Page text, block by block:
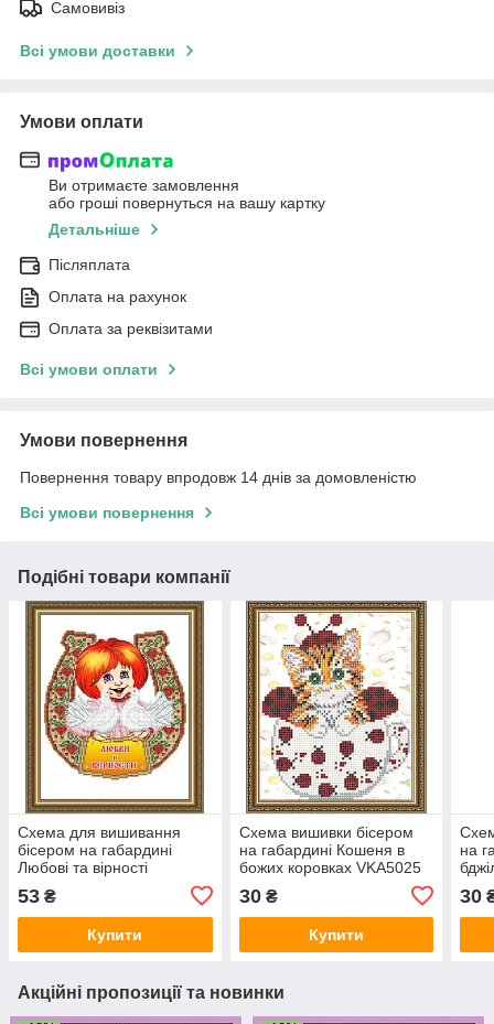
Самовивіз
Всі умови доставки
Умови оплати
Ви отримаєте замовлення
або гроші повернуться на вашу картку
Детальніше
Післяплата
Оплата на рахунок
Оплата за реквізитами
Всі умови оплати
Умови повернення
Повернення товару впродовж 14 днів за домовленістю
Всі умови повернення
Подібні товари компанії
Схема для вишивання
бісером на габардині
Любові та вірності
53 ₴
Купити
Схема вишивки бісером
на габардині Кошеня в
божих коровках VKA5025
30₴
Купити
на
30
Акційні пропозиції та новинки